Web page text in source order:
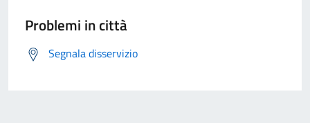
Problemi in città
Segnala disservizio